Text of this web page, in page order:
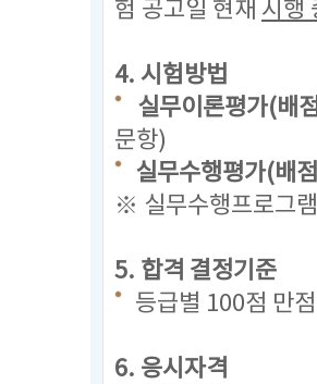
험 공고일 현재 시행
4. 시험방법
실무이론평가(배
문항)
실무수행평가(배
※ 실무수행프로그
5. 합격 결정기준
등급별 100점 만
6. 응시자격